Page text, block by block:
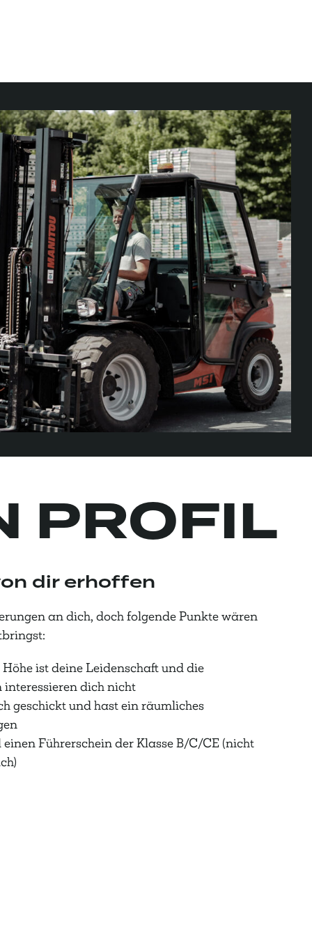
PROFIL
dir erhoffen
an dich, doch folgende Punkte wären
ist deine Leidenschaft und die
dich nicht
geschickt und hast ein räumliches
Führerschein der Klasse B/C/CE (nicht